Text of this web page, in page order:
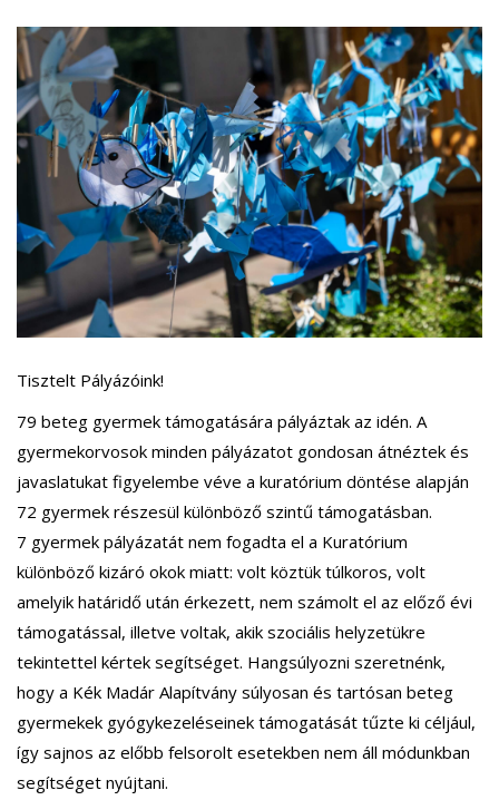
Tisztelt Pályázóink!
79 beteg gyermek támogatására pályáztak az idén. A
gyermekorvosok minden pályázatot gondosan átnéztek és
javaslatukat figyelembe véve a kuratórium döntése alapján
72 gyermek részesül különböző szintű támogatásban.
7 gyermek pályázatát nem fogadta el a Kuratórium
különböző kizáró okok miatt: volt köztük túlkoros, volt
amelyik határidő után érkezett, nem számolt el az előző évi
támogatással, illetve voltak, akik szociális helyzetükre
tekintettel kértek segítséget. Hangsúlyozni szeretnénk,
hogy a Kék Madár Alapítvány súlyosan és tartósan beteg
gyermekek gyógykezeléseinek támogatását tűzte ki céljául,
így sajnos az előbb felsorolt esetekben nem áll módunkban
segítséget nyújtani.